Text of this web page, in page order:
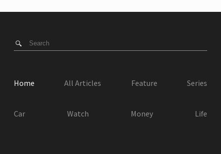
Home All Articles Feature Series
Car Watch Money Life